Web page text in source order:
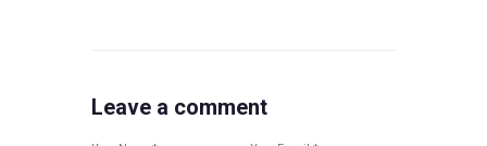
Leave a comment